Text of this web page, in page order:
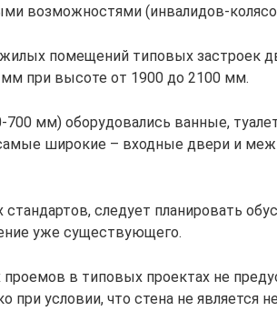
возможностями (инвалидов-
помещений типовых застроек
при высоте от 1900 до 2100 мм.
мм) оборудовались ванные,
широкие – входные двери и
следует планировать
уже существующего.
в типовых проектах не
условии, что стена не является